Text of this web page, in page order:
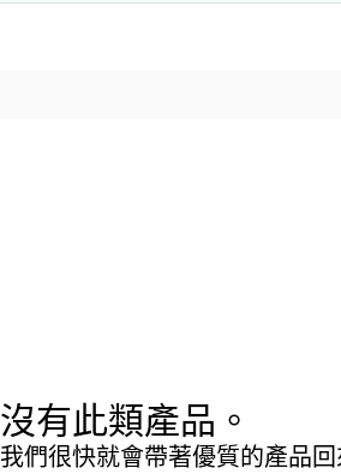
沒有此類產品。
我們很快就會帶著優質的產品